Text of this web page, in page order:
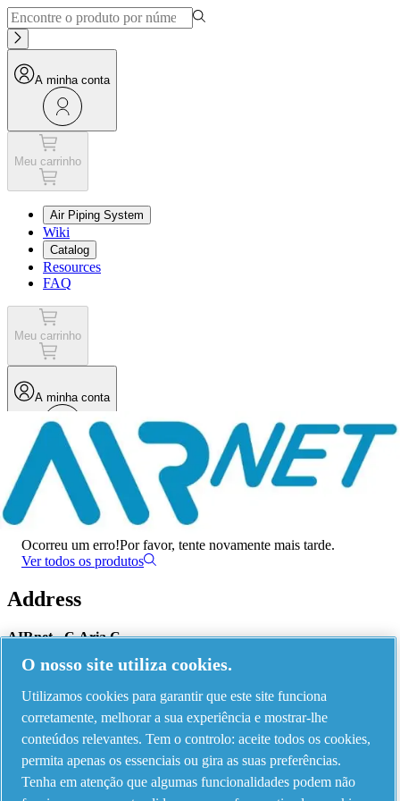
A minha conta
Meu carrinho
Air Piping System
Wiki
Catalog
Resources
FAQ
Meu carrinho
A minha conta
Menu
Ocorreu um erro
Ocorreu um erro!Por favor, tente novamente mais tarde.
Ver todos os produtos
Address
AIRnet - C.Aria.C
Via Selva Maiolo, 5/7 - 36075, Montecchio Maggiore, Vicenza Italy
Contact us
Piping Systems - click to see details
O nosso site utiliza cookies.
Utilizamos cookies para garantir que este site funciona
corretamente, melhorar a sua experiência e mostrar-lhe
conteúdos relevantes. Tem o controlo: aceite todos os cookies,
permita apenas os essenciais ou gira as suas preferências.
Tenha em atenção que algumas funcionalidades podem não